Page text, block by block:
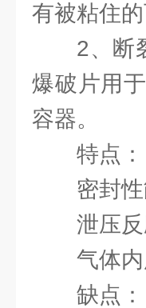
有被粘住的
2、
爆破片用
容器。
特点：
密封
泄压
气体
缺点：